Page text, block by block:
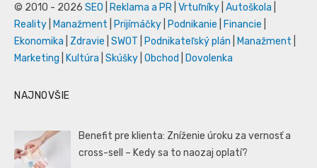
© 2010 - 2026 SEO Reklama a PR Vrtuľníky Autoškola
Reality
Manažment Prijímáčky Podnikanie Financie
Ekonomika
Zdravie SWOT Podnikateľský plán Manažment
Marketing
Kultúra Skúšky Obchod Dovolenka
NAJNOVŠIE
Benefit pre klienta: Zníženie úroku za vernosť a
cross-sell – Kedy sa to naozaj oplatí?